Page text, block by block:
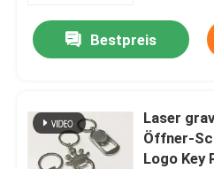
Bestpreis
Laser
Öffner-
Logo Key